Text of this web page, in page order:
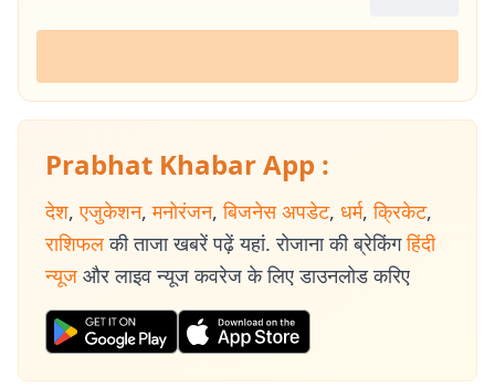
Prabhat Khabar App :
देश, एजुकेशन, मनोरंजन, बिजनेस अपडेट, धर्म, क्रिकेट,
राशिफल की ताजा खबरें पढ़ें यहां. रोजाना की ब्रेकिंग हिंदी
न्यूज और लाइव न्यूज कवरेज के लिए डाउनलोड करिए